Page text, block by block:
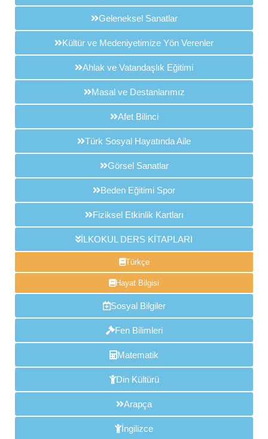
Geleneksel Sanatlar
Kültür ve Medeniyetimize Yön Verenler
Ahlak ve Vatandaşlık Eğitimi
Masal ve Destanlarımız
Afet Bilinci
Türk Sosyal Hayatında Aile
Görsel Sanatlar
Beden Eğitimi Spor
Fiziksel Etkinlik Kartları
İLKOKUL DERS KİTAPLARI
Türkçe
Hayat Bilgisi
Sosyal Bilgiler
Fen Bilimleri
Matematik
Din Kültürü
Arapça
İngilizce